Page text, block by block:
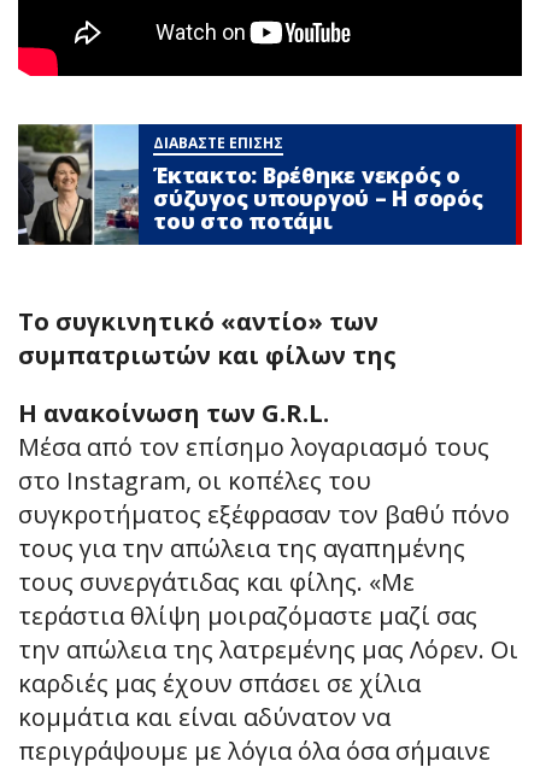
ΔΙΑΒΑΣΤΕ ΕΠΙΣΗΣ
Έκτακτο: Βρέθηκε vεκρός ο
σύζυγος υπουργού – Η σορός
του στο ποτάμι
Το συγκινητικό «αντίο» των
συμπατριωτών και φίλων της
Η ανακοίνωση των G.R.L.
Μέσα από τον επίσημο λογαριασμό τους
στο Instagram, οι κοπέλες του
συγκροτήματος εξέφρασαν τον βαθύ πόνο
τους για την απώλεια της αγαπημένης
τους συνεργάτιδας και φίλης. «Με
τεράστια θλίψη μοιραζόμαστε μαζί σας
την απώλεια της λατρεμένης μας Λόρεν. Οι
καρδιές μας έχουν σπάσει σε χίλια
κομμάτια και είναι αδύνατον να
περιγράψουμε με λόγια όλα όσα σήμαινε